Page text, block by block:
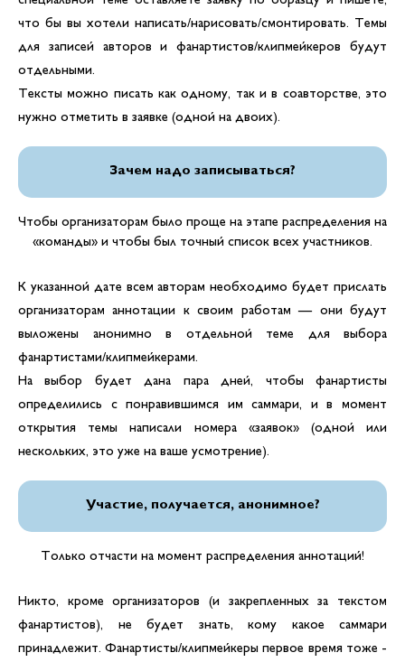
что бы вы хотели написать/нарисовать/смонтировать. Темы
для записей авторов и фанартистов/клипмейкеров будут
отдельными.
Тексты можно писать как одному, так и в соавторстве, это
нужно отметить в заявке (одной на двоих).
Зачем надо записываться?
Чтобы организаторам было проще на этапе распределения на
«команды» и чтобы был точный список всех участников.
К указанной дате всем авторам необходимо будет прислать
организаторам аннотации к своим работам — они будут
выложены анонимно в отдельной теме для выбора
фанартистами/клипмейкерами.
На выбор будет дана пара дней, чтобы фанартисты
определились с понравившимся им саммари, и в момент
открытия темы написали номера «заявок» (одной или
нескольких, это уже на ваше усмотрение).
Участие, получается, анонимное?
Только отчасти на момент распределения аннотаций!
Никто, кроме организаторов (и закрепленных за текстом
фанартистов), не будет знать, кому какое саммари
принадлежит. Фанартисты/клипмейкеры первое время тоже -